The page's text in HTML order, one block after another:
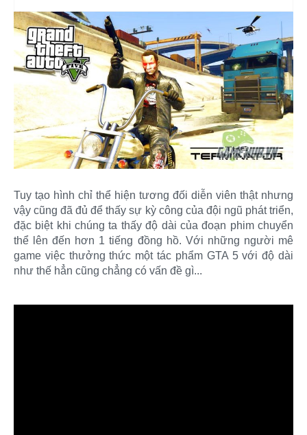
Tuy tạo hình chỉ thể hiện tương đối diễn viên thật nhưng
vậy cũng đã đủ để thấy sự kỳ công của đội ngũ phát triển,
đặc biệt khi chúng ta thấy độ dài của đoạn phim chuyển
thể lên đến hơn 1 tiếng đồng hồ. Với những người mê
game việc thưởng thức một tác phẩm GTA 5 với độ dài
như thế hẳn cũng chẳng có vấn đề gì...